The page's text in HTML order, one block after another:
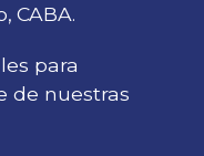
CABA.
para
de nuestras